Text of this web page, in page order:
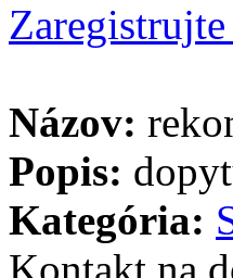
Zaregistrujte
Názov:
Popis:
Kategória: